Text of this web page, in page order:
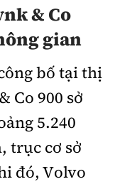
tin tòa soạn
& Co
gian
bố tại thị
Co 900 sở
5.240
trục cơ sở
đó, Volvo